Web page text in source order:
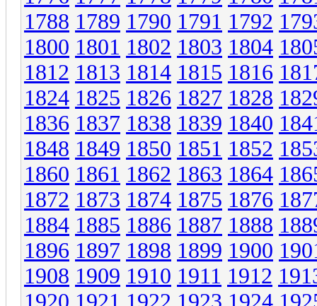
1788 1789 1790 1791 1792
1800 1801 1802 1803 1804
1812 1813 1814 1815 1816
1824 1825 1826 1827 1828
1836 1837 1838 1839 1840
1848 1849 1850 1851 1852
1860 1861 1862 1863 1864
1872 1873 1874 1875 1876
1884 1885 1886 1887 1888
1896 1897 1898 1899 1900
1908 1909 1910 1911 1912